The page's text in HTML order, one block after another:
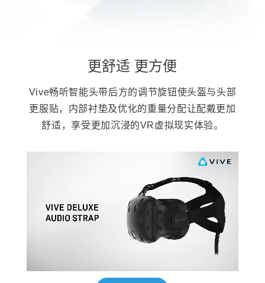
VIVE
更舒适 更方便
Vive畅听智能头带后方的调节旋钮使头盔与头部
更服贴，内部衬垫及优化的重量分配让配戴更加
舒适，享受更加沉浸的VR虚拟现实体验。